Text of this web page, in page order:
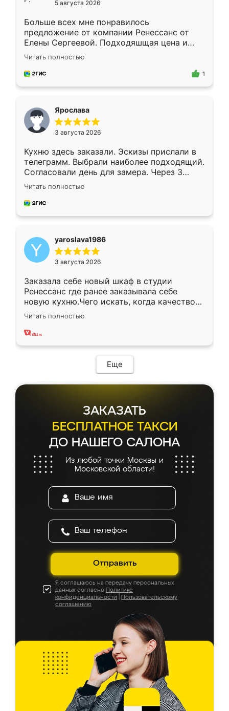
5 августа 2026
Больше всех мне понравилось
предложение от компании Ренессанс от
Елены Сергеевой. Подходяшщая цена и
короткие сроки изготовления. Приехавший
для замера сотрудник Владислав
предложил по моему эскизу самый
Читать полностью
1
Ярослава
3 августа 2026
Кухню здесь заказали. Эскизы прислали в
телеграмм. Выбрали наиболее подходящий.
Согласовали день для замера. Через 3
недели кухня была уже готова. Остались
довольны работой. Спасибо Ренессанс
мебель за качественную работу!
Читать полностью
yaroslava1986
3 августа 2026
Заказала себе новый шкаф в студии
Ренессанс где ранее заказывала себе
новую кухню.Чего искать, когда качеством
вполне довольна. Служит кухня уже почти
два года, нареканий нет.
Читать полностью
Еще
ЗАКАЗАТЬ
БЕСПЛАТНОЕ ТАКСИ
ДО НАШЕГО САЛОНА
Из любой точки Москвы и
Московской области!
Отправить
Я соглашаюсь на передачу персональных
данных согласно Политике
конфиденциальности
Пользовательскому
соглашению